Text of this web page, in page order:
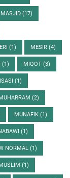
MASJID (17)
(1) MESIR (4)
(1) MIQOT (3)
(1)
(2)
MUNAFIK (1)
(1)
NORMAL (1)
(1)